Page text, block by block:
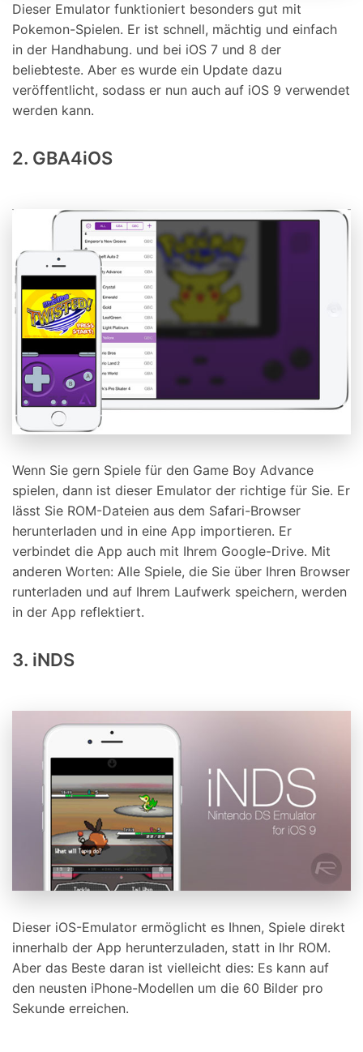
Dieser Emulator funktioniert besonders gut mit
Pokemon-Spielen. Er ist schnell, mächtig und einfach
in der Handhabung. und bei iOS 7 und 8 der
beliebteste. Aber es wurde ein Update dazu
veröffentlicht, sodass er nun auch auf iOS 9 verwendet
werden kann.
2. GBA4iOS
Wenn Sie gern Spiele für den Game Boy Advance
spielen, dann ist dieser Emulator der richtige für Sie. Er
lässt Sie ROM-Dateien aus dem Safari-Browser
herunterladen und in eine App importieren. Er
verbindet die App auch mit Ihrem Google-Drive. Mit
anderen Worten: Alle Spiele, die Sie über Ihren Browser
runterladen und auf Ihrem Laufwerk speichern, werden
in der App reflektiert.
3. iNDS
Dieser iOS-Emulator ermöglicht es Ihnen, Spiele direkt
innerhalb der App herunterzuladen, statt in Ihr ROM.
Aber das Beste daran ist vielleicht dies: Es kann auf
den neusten iPhone-Modellen um die 60 Bilder pro
Sekunde erreichen.